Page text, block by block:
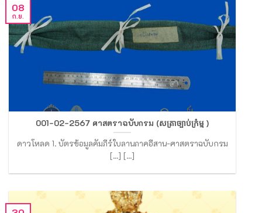
001-02-2567 ศาสตราฉบับกรม (សត្រាច្បាប់ក្រំម្ម )
ดาวโหลด 1. บัตรข้อมูลคัมภีร์ใบลานภาคอีสาน-ศาสตราฉบับกรม
[...] [...]
08
ก.ย.